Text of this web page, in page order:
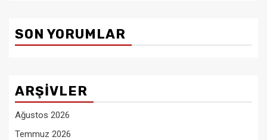
SON YORUMLAR
ARŞIVLER
Ağustos 2026
Temmuz 2026